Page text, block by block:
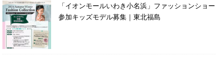
「イオンモールいわき小名浜」ファッションショー
参加キッズモデル募集｜東北福島